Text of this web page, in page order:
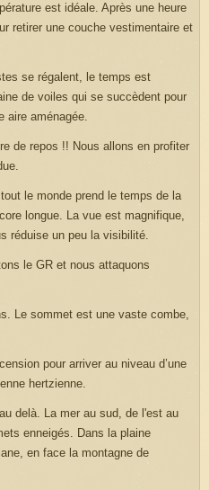
est idéale. Après une heure
retirer une couche vestimentaire et
se régalent, le temps est
de voiles qui se succèdent pour
aire aménagée.
de repos !! Nous allons en profiter
le monde prend le temps de la
longue. La vue est magnifique,
réduise un peu la visibilité.
le GR et nous attaquons
Le sommet est une vaste combe,
pour arriver au niveau d’une
hertzienne.
delà. La mer au sud, de l'est au
enneigés. Dans la plaine
en face la montagne de